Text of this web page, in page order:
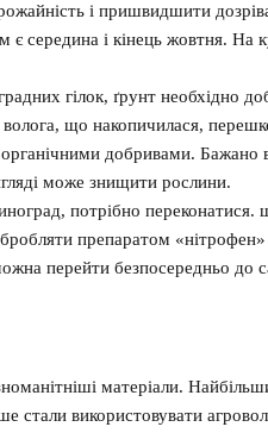
і пришвидшити
середина і кінець жовтня. На
гілок, ґрунт необхідно
волога, що накопичилася,
добривами. Бажано
може знищити рослини.
потрібно переконатися.
препаратом
перейти безпосередньо до
матеріали.
стали використовувати